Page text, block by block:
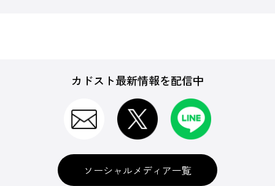
カドスト最新情報を配信中
ソーシャルメディア一覧